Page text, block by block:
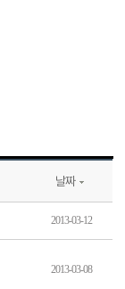
날짜
2013-03-12
2013-03-08